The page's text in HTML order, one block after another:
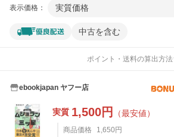
表示価格： 実質価格
中古を含む
ポイント・送料の算出方法
ebookjapan ヤフー店
実質 1,500円 （最安値）
商品価格 1,650 円